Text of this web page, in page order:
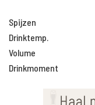
Spijzen
Drinktemp.
Volume
Drinkmoment